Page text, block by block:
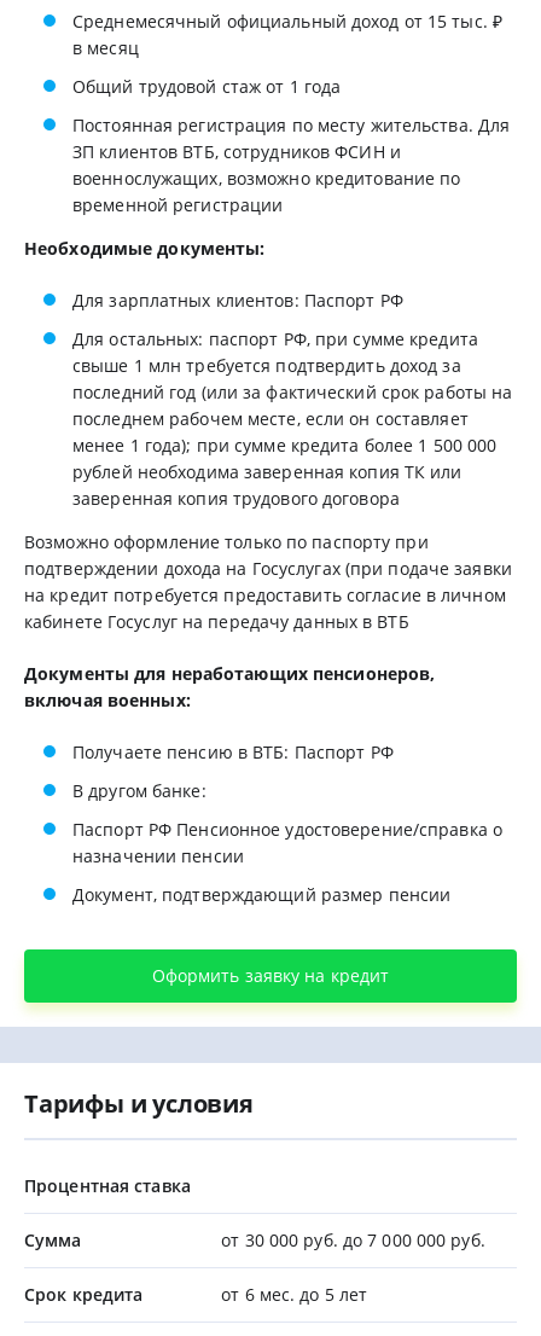
Среднемесячный официальный доход от 15 тыс. ₽
в месяц
Общий трудовой стаж от 1 года
Постоянная регистрация по месту жительства. Для
ЗП клиентов ВТБ, сотрудников ФСИН и
военнослужащих, возможно кредитование по
временной регистрации
Необходимые документы:
Для зарплатных клиентов: Паспорт РФ
Для остальных: паспорт РФ, при сумме кредита
свыше 1 млн требуется подтвердить доход за
последний год (или за фактический срок работы на
последнем рабочем месте, если он составляет
менее 1 года); при сумме кредита более 1 500 000
рублей необходима заверенная копия ТК или
заверенная копия трудового договора
Возможно оформление только по паспорту при
подтверждении дохода на Госуслугах (при подаче заявки
на кредит потребуется предоставить согласие в личном
кабинете Госуслуг на передачу данных в ВТБ
Документы для неработающих пенсионеров,
включая военных:
Получаете пенсию в ВТБ: Паспорт РФ
В другом банке:
Паспорт РФ Пенсионное удостоверение/справка о
назначении пенсии
Документ, подтверждающий размер пенсии
Оформить заявку на кредит
Тарифы и условия
Процентная ставка
Сумма от 30 000 руб. до 7 000 000 руб.
Срок кредита от 6 мес. до 5 лет